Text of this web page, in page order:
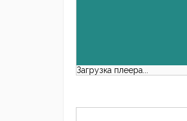
Загрузка плеера...